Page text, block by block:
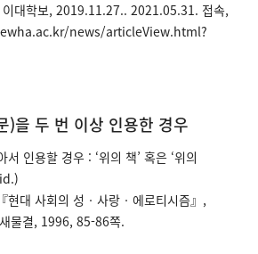
대학보, 2019.11.27.. 2021.05.31. 접속,
news/articleView.html?
)을 두 번 이상 인용한 경우
인용할 경우 : ‘위의 책’ 혹은 ‘위의
현대 사회의 성‧사랑‧에로티시즘』,
물결, 1996, 85-86쪽.